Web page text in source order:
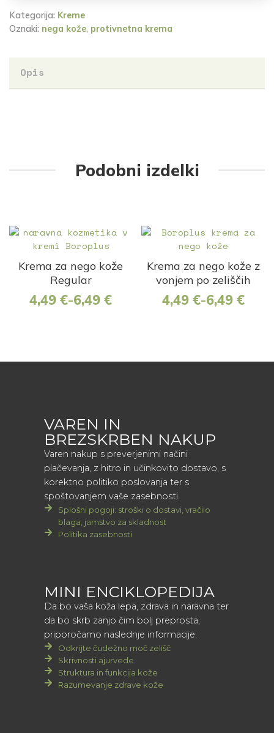
Kategorija: Kreme
Oznaki: nega kože, protivnetna krema
Opis
Podobni izdelki
Krema za nego kože
Regular
4,49€–6,49€
Krema za nego kože z
vonjem po zeliščih
4,49 €–6,49 €
VAREN IN
BREZSKRBEN NAKUP
Varen nakup s preverjenimi načini
plačevanja, z hitro in učinkovito dostavo, s
korektno politiko poslovanja ter s
spoštovanjem vaše zasebnosti.
Splošni pogoji: stroški o dostavi, vračilo
blaga, jamstvo za skladnost
Politika zasebnosti
MINI ENCIKLOPEDIJA
Da bo vaša koža lepa, zdrava in naravna ter
da bo skrb zanjo čim bolj preprosta,
priporočamo naslednje informacije:
Odkrijte čudežno moč zelišč
Skrivnosti ajurvede
Struktura in funkcija kože
Razumevanje zdrave kože